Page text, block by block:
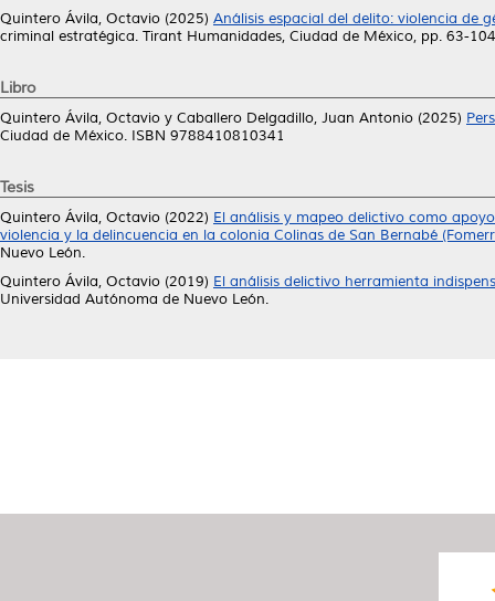
Quintero Ávila, Octavio (2025) Análisis espacial del delito: violencia de
criminal estratégica. Tirant Humanidades, Ciudad de México, pp. 63-
Libro
Quintero Ávila, Octavio y Caballero Delgadillo, Juan Antonio (2025)
Ciudad de México. ISBN 9788410810341
Tesis
Quintero Ávila, Octavio (2022) El análisis y mapeo delictivo como
violencia y la delincuencia en la colonia Colinas de San Bernabé
Nuevo León.
Quintero Ávila, Octavio (2019) El análisis delictivo herramienta
Universidad Autónoma de Nuevo León.